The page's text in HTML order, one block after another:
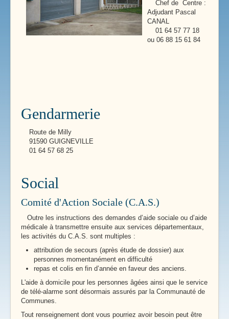
Chef de Centre :
Adjudant Pascal
CANAL
01 64 57 77 18
ou 06 88 15 61 84
Gendarmerie
Route de Milly
91590 GUIGNEVILLE
01 64 57 68 25
Social
Comité d'Action Sociale (C.A.S.)
Outre les instructions des demandes d’aide sociale ou d’aide
médicale à transmettre ensuite aux services départementaux,
les activités du C.A.S. sont multiples :
attribution de secours (après étude de dossier) aux
personnes momentanément en difficulté
repas et colis en fin d’année en faveur des anciens.
L'aide à domicile pour les personnes âgées ainsi que le service
de télé-alarme sont désormais assurés par la Communauté de
Communes.
Tout renseignement dont vous pourriez avoir besoin peut être